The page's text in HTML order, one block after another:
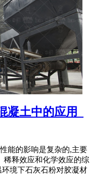
土中的应用_
能的影响是复杂的,主要
稀释效应和化学效应的综
境下石灰石粉对胶凝材